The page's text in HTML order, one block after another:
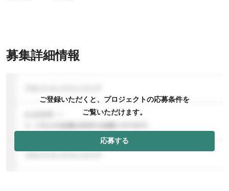
募集詳細情報
ご登録いただくと、プロジェクトの応募条件を
ご覧いただけます。
応募する